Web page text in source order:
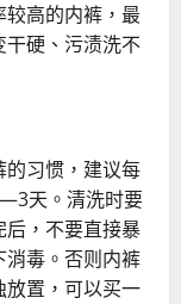
高的内裤，最
硬、污渍洗不
习惯，建议每
天。清洗时要
，不要直接暴
消毒。否则内裤
放置，可以买一